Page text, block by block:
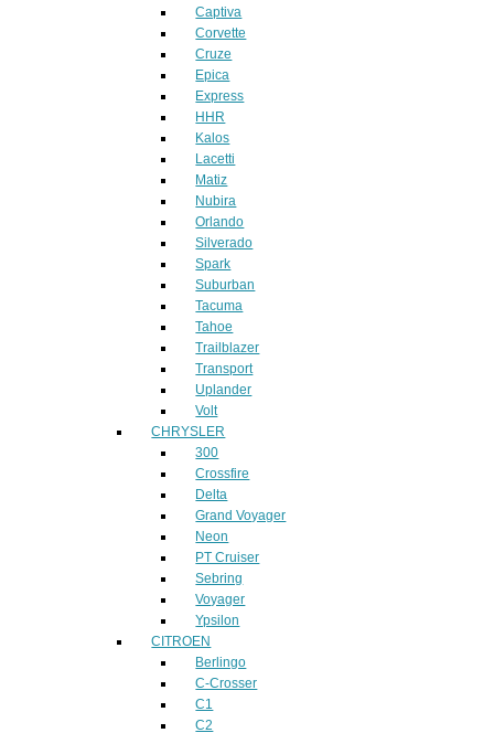
Captiva
Corvette
Cruze
Epica
Express
HHR
Kalos
Lacetti
Matiz
Nubira
Orlando
Silverado
Spark
Suburban
Tacuma
Tahoe
Trailblazer
Transport
Uplander
Volt
CHRYSLER
300
Crossfire
Delta
Grand Voyager
Neon
PT Cruiser
Sebring
Voyager
Ypsilon
CITROEN
Berlingo
C-Crosser
C1
C2